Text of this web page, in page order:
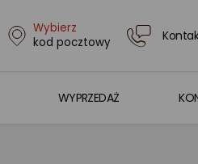
Wybierz
kod pocztowy
WYPRZEDAŻ